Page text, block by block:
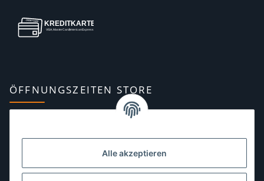
Alle akzeptieren
ÖFFNUNGSZEITEN STORE
10:00–13:00, 14:00–18:00 Uhr
Dienstag:10:00–13:00, 14:00–16:00 Uhr